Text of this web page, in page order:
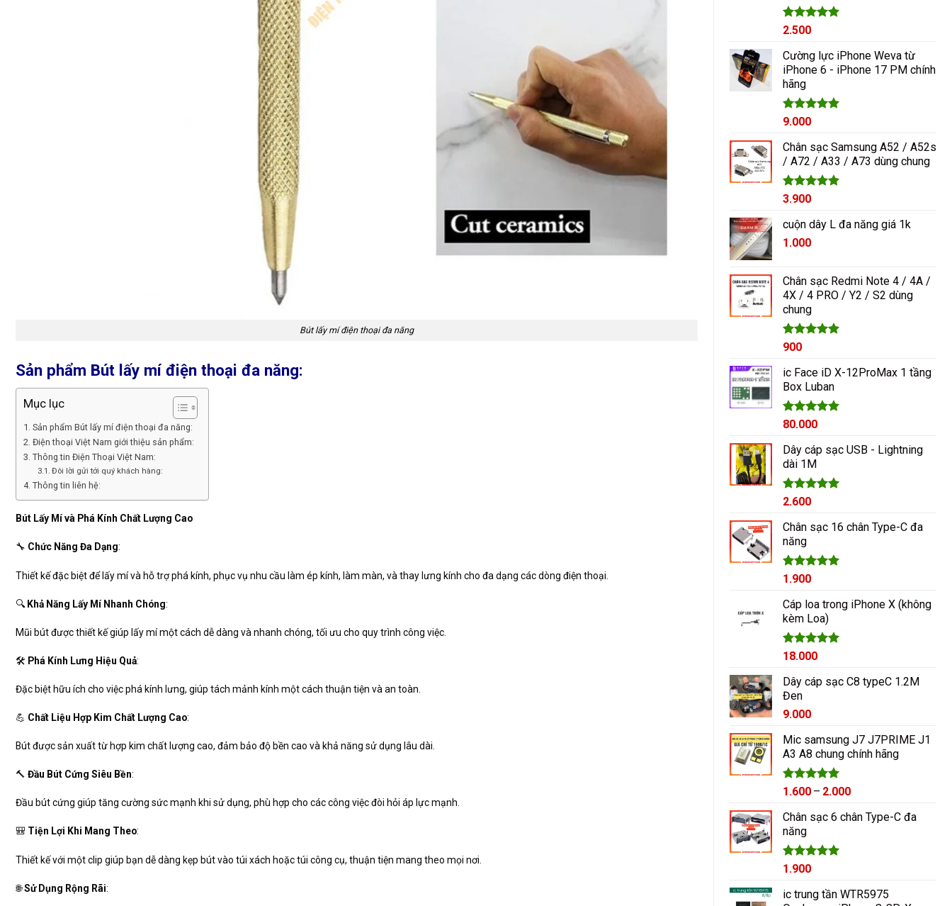
Được xếp
5 sao
2.500
Cường lực iPhone Weva từ
iPhone 6 - iPhone 17 PM chính
hãng
Được xếp
5 sao
9.000
Chân sạc Samsung A52 / A52s
/ A72 / A33 / A73 dùng chung
Được xếp
5 sao
3.900
cuộn dây L đa năng giá 1k
1.000
Chân sạc Redmi Note 4 / 4A /
4X / 4 PRO / Y2 / S2 dùng
chung
Được xếp
5 sao
900
ic Face iD X-12ProMax 1 tầng
Box Luban
Được xếp
5 sao
80.000
Dây cáp sạc USB - Lightning
dài 1M
Được xếp
5 sao
2.600
Chân sạc 16 chân Type-C đa
năng
Được xếp
5 sao
1.900
Cáp loa trong iPhone X (không
kèm Loa)
Được xếp
5 sao
18.000
Dây cáp sạc C8 typeC 1.2M
Đen
9.000
Mic samsung J7 J7PRIME J1
A3 A8 chung chính hãng
Được xếp
5 sao
1.600 – 2.000Khoảng
từ
Chân sạc 6 chân Type-C đa
năng
Được xếp
5 sao
1.900
ic trung tần WTR5975
Bút lấy mí điện thoại đa năng
Sản phẩm Bút lấy mí điện thoại đa năng:
Mục lục
Sản phẩm Bút lấy mí điện thoại đa năng:
Điện thoại Việt Nam giới thiệu sản phẩm:
Thông tin Điện Thoại Việt Nam:
Đôi lời gửi tới quý khách hàng:
Thông tin liên hệ:
Bút Lấy Mí và Phá Kính Chất Lượng Cao
🔧 Chức Năng Đa Dạng:
Thiết kế đặc biệt để lấy mí và hỗ trợ phá kính, phục vụ nhu cầu làm ép kính, làm màn, và thay lưng kính cho đa dạng các dòng điện thoại.
🔍 Khả Năng Lấy Mí Nhanh Chóng:
Mũi bút được thiết kế giúp lấy mí một cách dễ dàng và nhanh chóng, tối ưu cho quy trình công việc.
🛠 Phá Kính Lưng Hiệu Quả:
Đặc biệt hữu ích cho việc phá kính lưng, giúp tách mảnh kính một cách thuận tiện và an toàn.
💪 Chất Liệu Hợp Kim Chất Lượng Cao:
Bút được sản xuất từ hợp kim chất lượng cao, đảm bảo độ bền cao và khả năng sử dụng lâu dài.
🔨 Đầu Bút Cứng Siêu Bền:
Đầu bút cứng giúp tăng cường sức mạnh khi sử dụng, phù hợp cho các công việc đòi hỏi áp lực mạnh.
🎒 Tiện Lợi Khi Mang Theo:
Thiết kế với một clip giúp bạn dễ dàng kẹp bút vào túi xách hoặc túi công cụ, thuận tiện mang theo mọi nơi.
🌐Sử Dụng Rộng Rãi: